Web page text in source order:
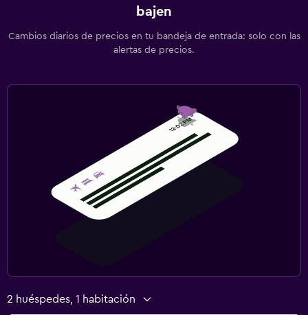
bajen
Cambios diarios de precios en tu bandeja de entrada: solo con las
alertas de precios.
2 huéspedes, 1 habitación